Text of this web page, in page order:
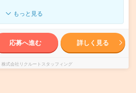
もっと見る
応募へ進む 詳しく見る
株式会社リクルートスタッフィング